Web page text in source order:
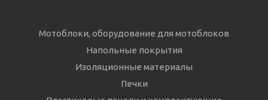
Мотоблоки, оборудование для мотоблоков
Напольные покрытия
Изоляционные материалы
Печки